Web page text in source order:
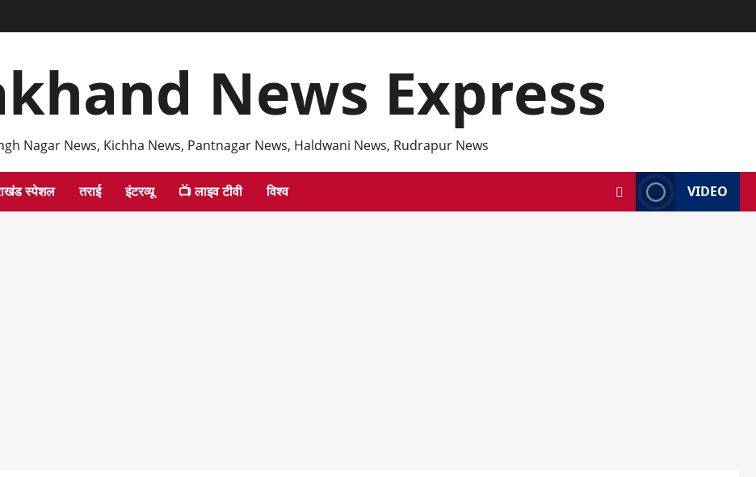
News Express
Nagar News, Kichha News, Pantnagar News, Haldwani News, Rudrapur News
स्पेशल तराई इंटरव्यू 📺 लाइव टीवी विश्व VIDEO